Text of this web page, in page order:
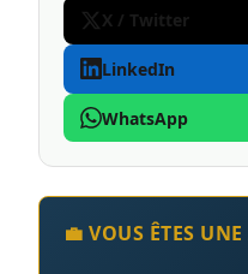
X / Twitter
LinkedIn
WhatsApp
💼 VOUS ÊTES